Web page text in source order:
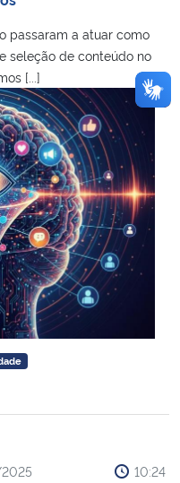
passaram a atuar como
seleção de conteúdo no
[...]
10:24